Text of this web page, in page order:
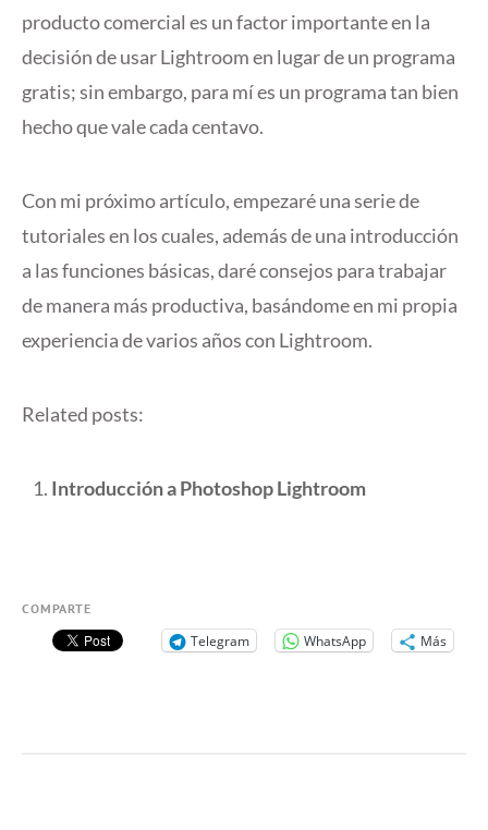
producto comercial es un factor importante en la
decisión de usar Lightroom en lugar de un programa
gratis; sin embargo, para mí es un programa tan bien
hecho que vale cada centavo.
Con mi próximo artículo, empezaré una serie de
tutoriales en los cuales, además de una introducción
a las funciones básicas, daré consejos para trabajar
de manera más productiva, basándome en mi propia
experiencia de varios años con Lightroom.
Related posts:
Introducción a Photoshop Lightroom
COMPARTE
Telegram WhatsApp Más